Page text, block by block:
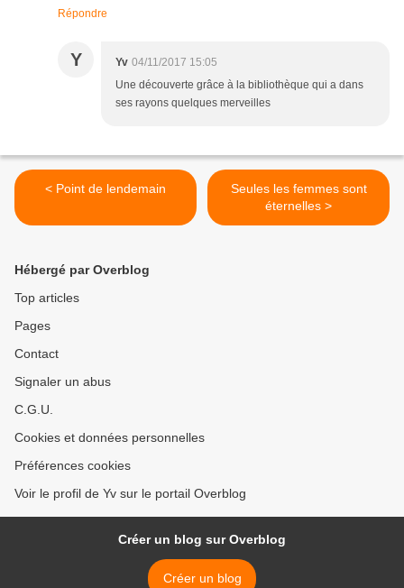
Répondre
Y Yv 04/11/2017 15:05
Une découverte grâce à la bibliothèque qui a dans
ses rayons quelques merveilles
< Point de lendemain
Seules les femmes sont
éternelles >
Hébergé par Overblog
Top articles
Pages
Contact
Signaler un abus
C.G.U.
Cookies et données personnelles
Préférences cookies
Voir le profil de Yv sur le portail Overblog
Créer un blog sur Overblog
Créer un blog